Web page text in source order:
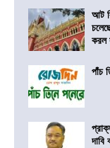
আট
করল
পাঁচ
দাবি